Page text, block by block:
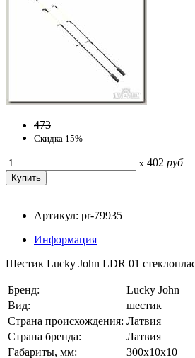
473
Скидка 15%
x 402 руб
Артикул: pr-79935
Информация
Шестик Lucky John LDR 01
Бренд:
Lucky John
Вид:
шестик
Страна происхождения: Латвия
Страна бренда:
Латвия
Габариты, мм:
300x10x10